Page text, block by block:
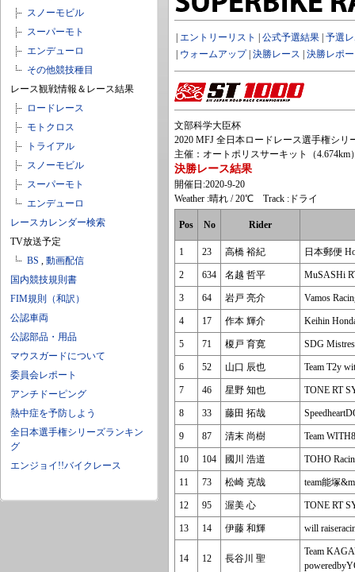
スノーモビル
スーパーモト
エンデューロ
その他競技種目
レース観戦情報＆レース結果
ロードレース
モトクロス
トライアル
スノーモビル
スーパーモト
エンデューロ
レースカレンダー検索
TV放送予定
BS , 動画配信
国内競技規則書
FIM規則（和訳）
公認車両
公認部品・用品
マウスガードについて
委員会レポート
アンチドーピング
熱中症を予防しよう
全日本選手権シリーズランキン
グ
エンジョイ!!バイクレース
エントリーリスト 公式予選結果 予選
ウォームアップ| 決勝レース 決勝レポ
文部科学大臣杯
2020 MFJ 全日本ロードレース選手権シ
主催：オートポリスサーキット（4.674km
決勝レース結果
開催日:2020-9-20
Weather :晴れ / 20℃ Track :ドライ
Pos No Rider
1 23 高橋 裕紀 日本郵便
2 634 名越 哲平 MuSASHi
3 64 岩戸 亮介 Vamos
4 17 作本 輝介 Keihin
5 71 榎戸 育寛 SDG
6 52 山口 辰也 Team T2y
7 46 星野 知也 TONE RT
8 33 藤田 拓哉
9 87 清末 尚樹 Team
10 104 國川 浩道 TOHO
11 73 松崎 克哉 team能塚
12 95 渥美 心 TONE RT
13 14 伊藤 和輝 will
14 12 長谷川 聖
Team